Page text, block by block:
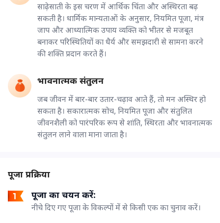
साढ़ेसाती के इस चरण में आर्थिक चिंता और अस्थिरता बढ़
सकती है। धार्मिक मान्यताओं के अनुसार, नियमित पूजा, मंत्र
जाप और आध्यात्मिक उपाय व्यक्ति को भीतर से मजबूत
बनाकर परिस्थितियों का धैर्य और समझदारी से सामना करने
की शक्ति प्रदान करते हैं।
भावनात्मक संतुलन
जब जीवन में बार-बार उतार-चढ़ाव आते हैं, तो मन अस्थिर हो
सकता है। सकारात्मक सोच, नियमित पूजा और संतुलित
जीवनशैली को पारंपरिक रूप से शांति, स्थिरता और भावनात्मक
संतुलन लाने वाला माना जाता है।
पूजा प्रक्रिया
पूजा का चयन करें:
नीचे दिए गए पूजा के विकल्पों में से किसी एक का चुनाव करें।